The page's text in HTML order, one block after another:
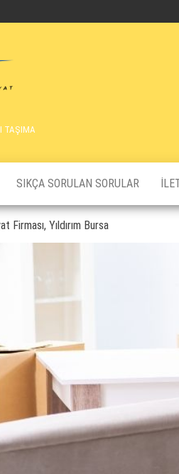
TAŞIMA
SIKÇA SORULAN SORULAR
Yıldırım Bursa